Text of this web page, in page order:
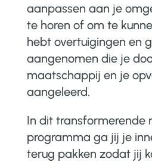
aanpassen aan je
te horen of om te
hebt overtuigingen en
aangenomen die je
maatschappij en je
aangeleerd.
In dit transformerende
programma ga jij je
terug pakken zodat jij